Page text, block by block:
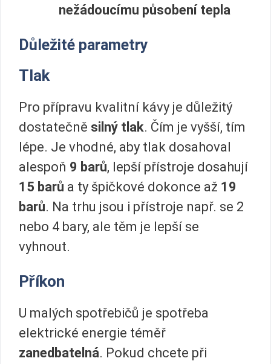
nežádoucímu působení tepla
Důležité parametry
Tlak
Pro přípravu kvalitní kávy je důležitý
dostatečně silný tlak. Čím je vyšší, tím
lépe. Je vhodné, aby tlak dosahoval
alespoň 9 barů, lepší přístroje dosahují
15 barů a ty špičkové dokonce až 19
barů. Na trhu jsou i přístroje např. se 2
nebo 4 bary, ale těm je lepší se
vyhnout.
Příkon
U malých spotřebičů je spotřeba
elektrické energie téměř
zanedbatelná. Pokud chcete při